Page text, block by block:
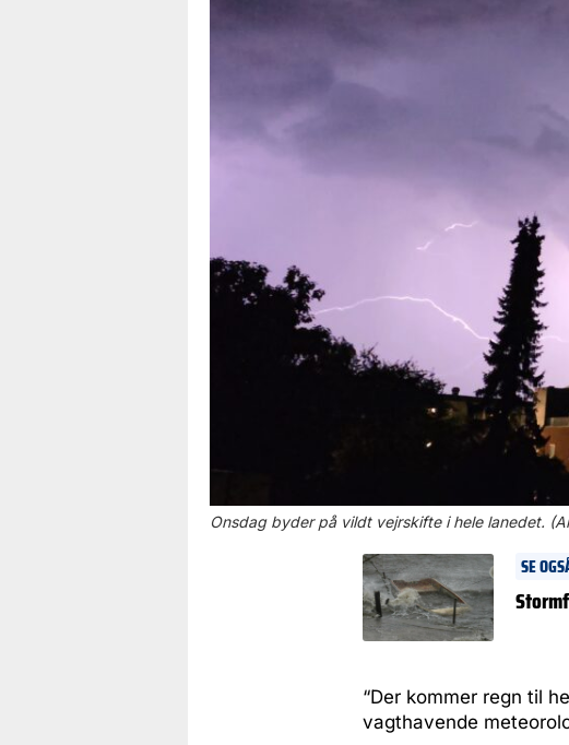
Onsdag byder på vildt vejrskifte i hele lanedet.
SE
“Der kommer regn til
vagthavende